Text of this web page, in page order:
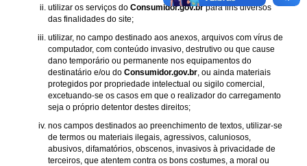
utilizar os serviços do Consumidor.gov.brpara fins diversos
das finalidades do site;
utilizar, no campo destinado aos anexos, arquivos com vírus de
computador, com conteúdo invasivo, destrutivo ou que cause
dano temporário ou permanente nos equipamentos do
destinatário e/ou do Consumidor.gov.br , ou ainda materiais
protegidos por propriedade intelectual ou sigilo comercial,
excetuando-se os casos em que o realizador do carregamento
seja o próprio detentor destes direitos;
nos campos destinados ao preenchimento de textos, utilizar-se
de termos ou materiais ilegais, agressivos, caluniosos,
abusivos, difamatórios, obscenos, invasivos à privacidade de
terceiros, que atentem contra os bons costumes, a moral ou